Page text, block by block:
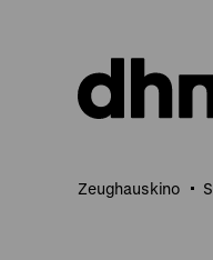
Seiteninhalt
springen
Zeughauskino